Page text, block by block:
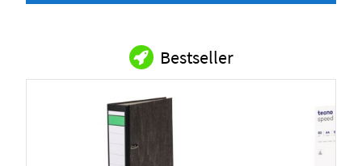
Bestseller